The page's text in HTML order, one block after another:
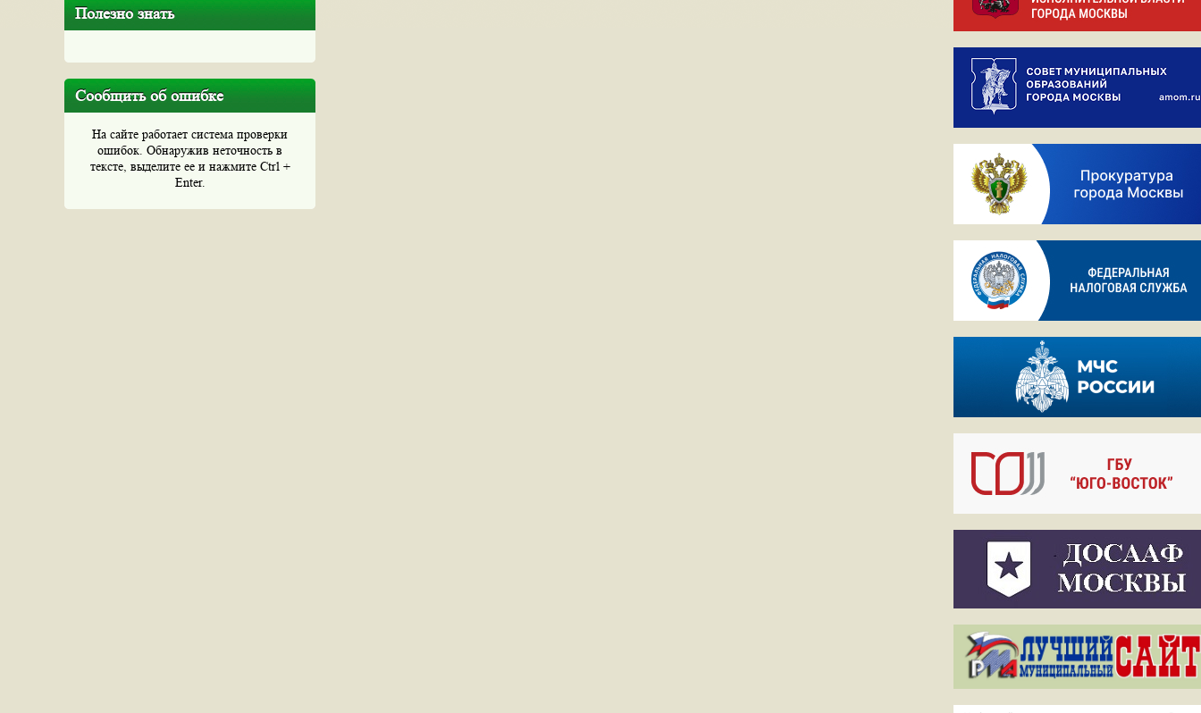
Полезно знать
Сообщить об ошибке
На сайте работает система проверки
ошибок. Обнаружив неточность в
тексте, выделите ее и нажмите Ctrl +
Enter.